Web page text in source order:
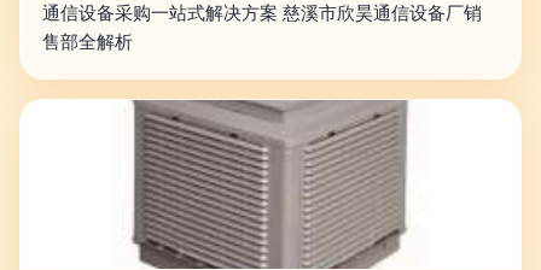
通信设备采购一站式解决方案 慈溪市欣昊通信设备厂销
售部全解析